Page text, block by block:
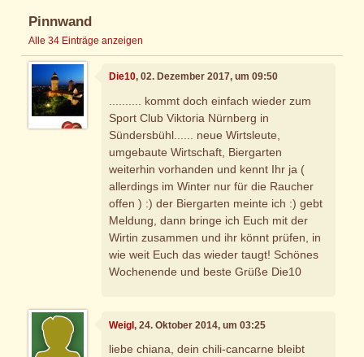
Pinnwand
Alle 34 Einträge anzeigen
Die10, 02. Dezember 2017, um 09:50
.......... kommt doch einfach wieder zum
Sport Club Viktoria Nürnberg in
Sündersbühl...... neue Wirtsleute,
umgebaute Wirtschaft, Biergarten
weiterhin vorhanden und kennt Ihr ja (
allerdings im Winter nur für die Raucher
offen ) :) der Biergarten meinte ich :) gebt
Meldung, dann bringe ich Euch mit der
Wirtin zusammen und ihr könnt prüfen, in
wie weit Euch das wieder taugt! Schönes
Wochenende und beste Grüße Die10
Weigl, 24. Oktober 2014, um 03:25
liebe chiana, dein chili-cancarne bleibt